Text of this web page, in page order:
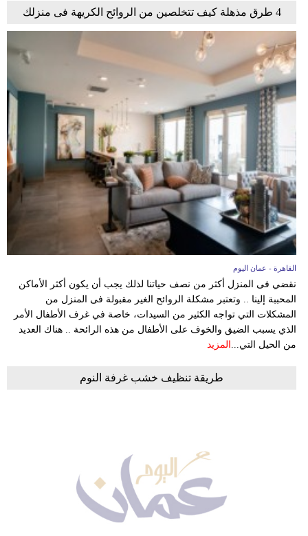
بيئة
مدوَّنات
أبراج
فيديو
سيارات
4 طرق مذهلة كيف تتخلصين من الروائح الكريهة فى منزلك
القاهرة - عمان اليوم
نقضي فى المنزل أكثر من نصف حياتنا لذلك يجب أن يكون أكثر الأماكن
المحببة إلينا .. وتعتبر مشكلة الروائح الغير مقبولة فى المنزل من
المشكلات التي تواجه الكثير من السيدات، خاصة في غرف الأطفال الأمر
الذي يسبب الضيق والخوف على الأطفال من هذه الرائحة .. هناك العديد
من الحيل التي... المزيد
طريقة تنظيف خشب غرفة النوم